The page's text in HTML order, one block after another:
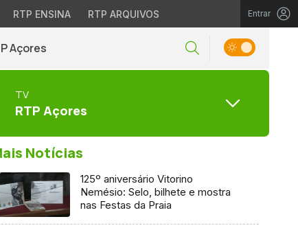
RTP ENSINA RTP ARQUIVOS Entrar
Açores
TV
RTP Açores
Notícias
125º aniversário Vitorino
Nemésio: Selo, bilhete e mostra
nas Festas da Praia